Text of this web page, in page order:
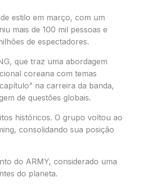
estilo em março, com um
mais de 100 mil pessoas e
de espectadores.
, que traz uma abordagem
coreana com temas
na carreira da banda,
de questões globais.
históricos. O grupo voltou ao
consolidando sua posição
do ARMY, considerado uma
do planeta.